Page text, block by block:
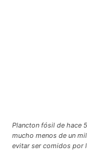
Plancton fósil de hace
mucho menos de un
evitar ser comidos por